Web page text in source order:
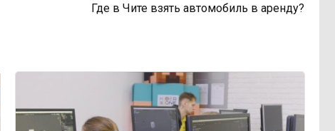
Где в Чите взять автомобиль в аренду?